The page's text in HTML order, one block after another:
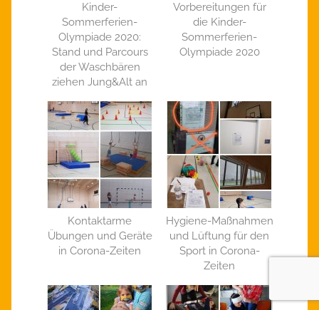
Kinder-
Sommerferien-
Olympiade 2020:
Stand und Parcours
der Waschbären
ziehen Jung&Alt an
Vorbereitungen für
die Kinder-
Sommerferien-
Olympiade 2020
Kontaktarme
Übungen und Geräte
in Corona-Zeiten
Hygiene-Maßnahmen
und Lüftung für den
Sport in Corona-
Zeiten